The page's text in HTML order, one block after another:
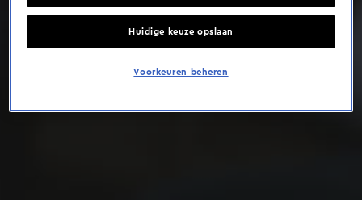
Huidige keuze opslaan
Voorkeuren beheren